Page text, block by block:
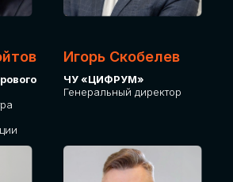
Игорь Скобелев
ЧУ «ЦИФРУМ»
Генеральный директор